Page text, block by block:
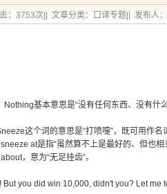
：3753次|| 文章分类：口译专题|| 发布人：
基本意思是“没有任何东西、没有什
这个词的意思是“打喷嚏”，既可用作名
at是指“虽然算不上是最好的、但也
，意为“无足挂齿”。
you did win 10,000, didn't you? Let me